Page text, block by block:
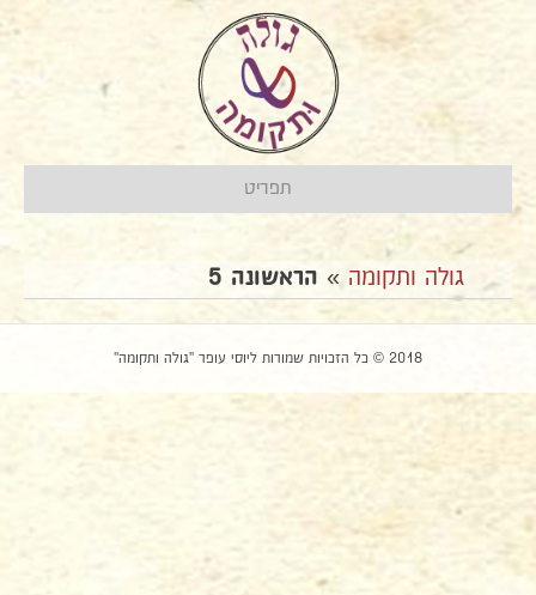
תפריט
גולה ותקומה » הראשונה 5
2018 © כל הזכויות שמורות ליוסי עופר "גולה ותקומה"